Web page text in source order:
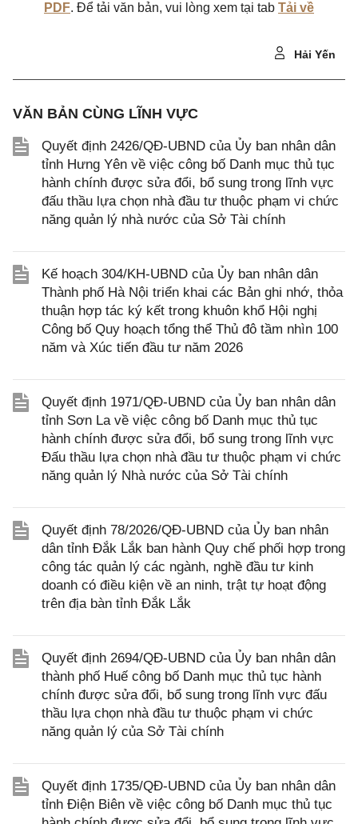
PDF. Để tải văn bản, vui lòng xem tại tab Tải về
Hải Yến
VĂN BẢN CÙNG LĨNH VỰC
Quyết định 2426/QĐ-UBND của Ủy ban nhân dân
tỉnh Hưng Yên về việc công bố Danh mục thủ tục
hành chính được sửa đổi, bổ sung trong lĩnh vực
đấu thầu lựa chọn nhà đầu tư thuộc phạm vi chức
năng quản lý nhà nước của Sở Tài chính
Kế hoạch 304/KH-UBND của Ủy ban nhân dân
Thành phố Hà Nội triển khai các Bản ghi nhớ, thỏa
thuận hợp tác ký kết trong khuôn khổ Hội nghị
Công bố Quy hoạch tổng thể Thủ đô tầm nhìn 100
năm và Xúc tiến đầu tư năm 2026
Quyết định 1971/QĐ-UBND của Ủy ban nhân dân
tỉnh Sơn La về việc công bố Danh mục thủ tục
hành chính được sửa đổi, bổ sung trong lĩnh vực
Đấu thầu lựa chọn nhà đầu tư thuộc phạm vi chức
năng quản lý Nhà nước của Sở Tài chính
Quyết định 78/2026/QĐ-UBND của Ủy ban nhân
dân tỉnh Đắk Lắk ban hành Quy chế phối hợp trong
công tác quản lý các ngành, nghề đầu tư kinh
doanh có điều kiện về an ninh, trật tự hoạt động
trên địa bàn tỉnh Đắk Lắk
Quyết định 2694/QĐ-UBND của Ủy ban nhân dân
thành phố Huế công bố Danh mục thủ tục hành
chính được sửa đổi, bổ sung trong lĩnh vực đấu
thầu lựa chọn nhà đầu tư thuộc phạm vi chức
năng quản lý của Sở Tài chính
Quyết định 1735/QĐ-UBND của Ủy ban nhân dân
tỉnh Điện Biên về việc công bố Danh mục thủ tục